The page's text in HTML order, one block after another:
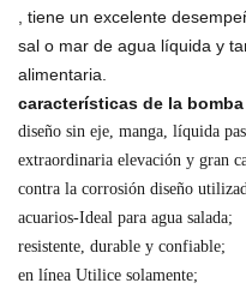
, tiene un excelente
sal o mar de agua líquida y
alimentaria.
características de la
diseño sin eje, manga, líquida
extraordinaria elevación y gran
contra la corrosión diseño
acuarios-Ideal para agua salada;
resistente, durable y confiable;
en línea Utilice solamente;